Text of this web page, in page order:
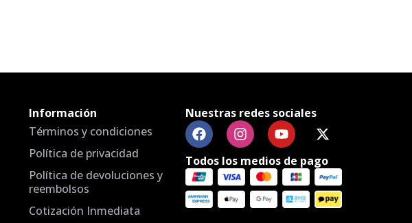
Información
Términos y condiciones
Política de privacidad
Política de devoluciones y
reembolsos
Cotización Inmediata
Nuestras redes sociales
Todos los medios de pago